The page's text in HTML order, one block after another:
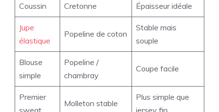
Coussin Cretonne Épaisseur idéale
Jupe
élastique
Popeline de coton
Stable mais
souple
Blouse
simple
Popeline /
chambray
Coupe facile
Premier
sweat
Molleton stable
Plus simple que
jersey fin